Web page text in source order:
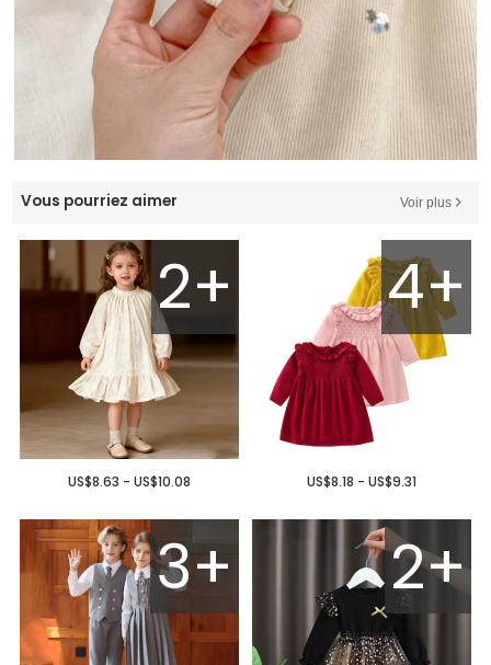
Vous pourriez aimer Voir plus
2+
US$8.63 - US$10.08
4+
US$8.18 - US$9.31
3+ 2+